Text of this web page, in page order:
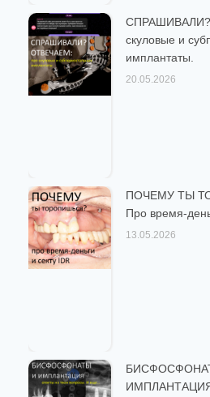
скуловые и
имплантаты.
20.05.2026
ПОЧЕМУ ТЫ
Про время-
13.05.2026
ИМПЛАНТАЦИЯ: